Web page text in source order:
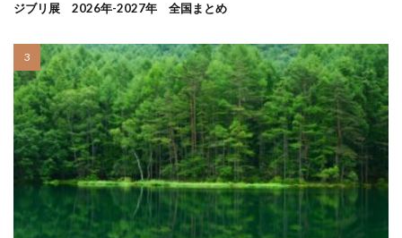
ジブリ展 2026年-2027年 全国まとめ